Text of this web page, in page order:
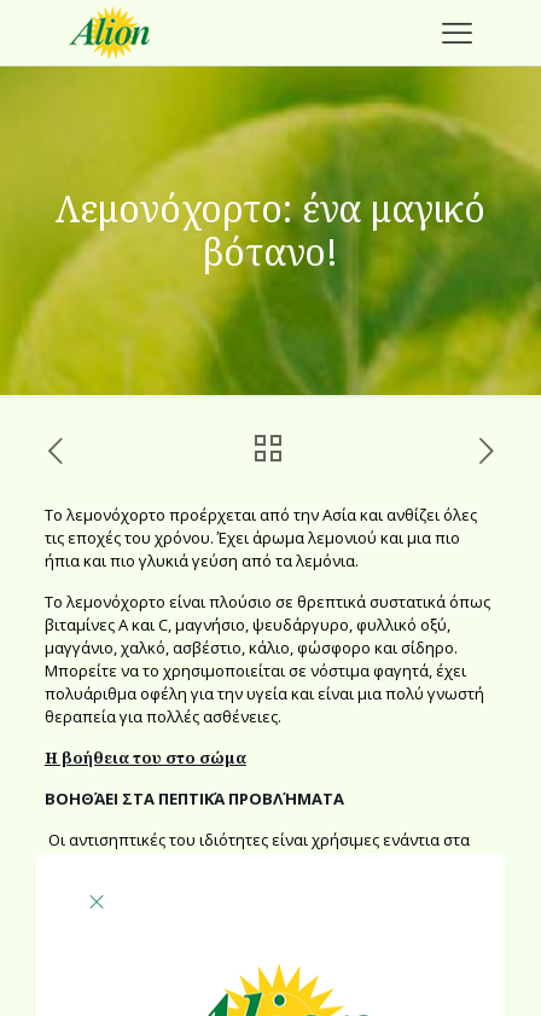
Λεμονόχορτο: ένα μαγικό
βότανο!
Το λεμονόχορτο προέρχεται από την Ασία και ανθίζει όλες
τις εποχές του χρόνου. Έχει άρωμα λεμονιού και μια πιο
ήπια και πιο γλυκιά γεύση από τα λεμόνια.
Το λεμονόχορτο είναι πλούσιο σε θρεπτικά συστατικά όπως
βιταμίνες Α και C, μαγνήσιο, ψευδάργυρο, φυλλικό οξύ,
μαγγάνιο, χαλκό, ασβέστιο, κάλιο, φώσφορο και σίδηρο.
Μπορείτε να το χρησιμοποιείται σε νόστιμα φαγητά, έχει
πολυάριθμα οφέλη για την υγεία και είναι μια πολύ γνωστή
θεραπεία για πολλές ασθένειες.
Η βοήθεια του στο σώμα
ΒΟΗΘΆΕΙ ΣΤΑ ΠΕΠΤΙΚΆ ΠΡΟΒΛΉΜΑΤΑ
Οι αντισηπτικές του ιδιότητες είναι χρήσιμες ενάντια στα
λεμονόχτορτο χρησιμοποιείται συνήθως ως μια φυσική
και την καούρα. Επίσης μας ανακουφίζει από τα συμπτώματα